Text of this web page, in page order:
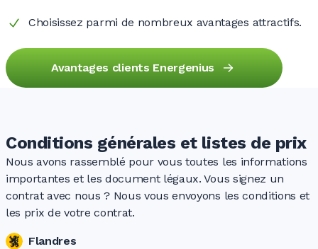
Choisissez parmi de nombreux avantages attractifs.
Avantages clients Energenius
Conditions générales et listes de prix
Nous avons rassemblé pour vous toutes les informations
importantes et les document légaux. Vous signez un
contrat avec nous ? Nous vous envoyons les conditions et
les prix de votre contrat.
Flandres